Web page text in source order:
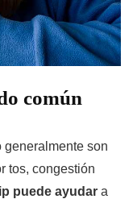
común
generalmente son
tos, congestión
puede ayudar a